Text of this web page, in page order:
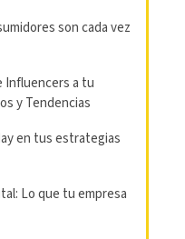
son cada vez
Influencers a tu
y Tendencias
en tus estrategias
Lo que tu empresa